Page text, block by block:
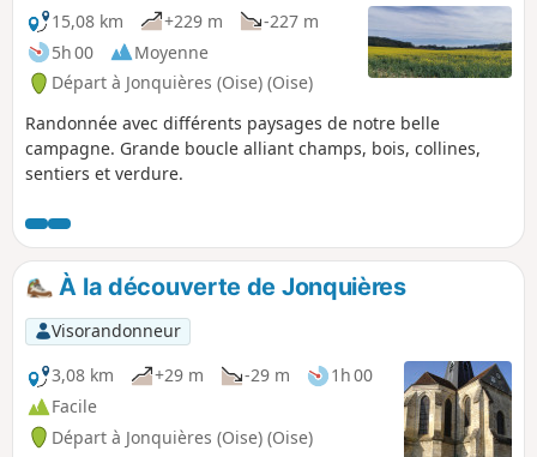
15,08 km
+229 m
-227 m
5h 00
Moyenne
Départ à Jonquières (Oise) (Oise)
Randonnée avec différents paysages de notre belle
campagne. Grande boucle alliant champs, bois, collines,
sentiers et verdure.
À la découverte de Jonquières
Visorandonneur
3,08 km
+29 m -29 m
1h 00
Facile
Départ à Jonquières (Oise) (Oise)